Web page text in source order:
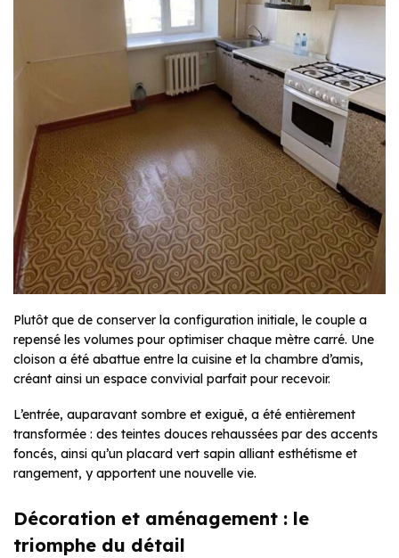
Plutôt que de conserver la configuration initiale, le couple a
repensé les volumes pour optimiser chaque mètre carré. Une
cloison a été abattue entre la cuisine et la chambre d’amis,
créant ainsi un espace convivial parfait pour recevoir.
L’entrée, auparavant sombre et exiguë, a été entièrement
transformée : des teintes douces rehaussées par des accents
foncés, ainsi qu’un placard vert sapin alliant esthétisme et
rangement, y apportent une nouvelle vie.
Décoration et aménagement : le
triomphe du détail